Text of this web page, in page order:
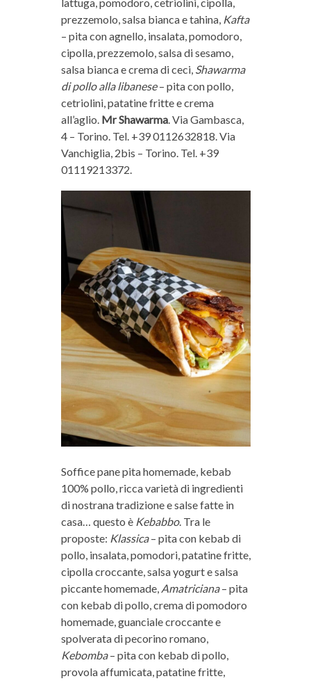
prezzemolo, salsa bianca e tahina, Kafta
– pita con agnello, insalata, pomodoro,
cipolla, prezzemolo, salsa di sesamo,
salsa bianca e crema di ceci, Shawarma
di pollo alla libanese– pita con pollo,
cetriolini, patatine fritte e crema
all’aglio. Mr Shawarma. Via Gambasca,
4 – Torino. Tel. +39 0112632818. Via
Vanchiglia, 2bis – Torino. Tel. +39
01119213372.
Soffice pane pita homemade, kebab
100% pollo, ricca varietà di ingredienti
di nostrana tradizione e salse fatte in
casa… questo è Kebabbo. Tra le
proposte: Klassica– pita con kebab di
pollo, insalata, pomodori, patatine fritte,
cipolla croccante, salsa yogurt e salsa
piccante homemade, Amatriciana– pita
con kebab di pollo, crema di pomodoro
homemade, guanciale croccante e
spolverata di pecorino romano,
Kebomba– pita con kebab di pollo,
provola affumicata, patatine fritte,